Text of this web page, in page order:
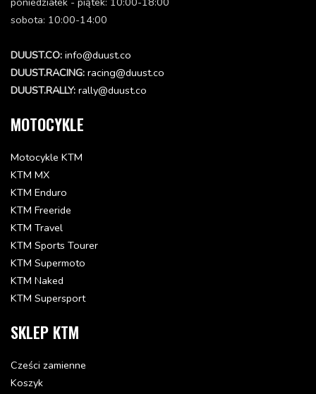
RUBBER SLEEVE D=8MM OPEN
31008060000
21.89 zł
Dodaj do koszyka
WASHER 6MM
40006006000
7.5 zł
Dodaj do koszyka
FENDER BRACE BLACK '96
Status: Niedostępna
17.71 zł
SPACER BUSHING 7X10X7,5
Status: Dostępna w 3-10 dni
Dodaj do koszyka
sobota: 10:00-14:00
DUUST.CO: info@duust.co
DUUST.RACING: racing@duust.co
DUUST.RALLY: rally@duust.co
MOTOCYKLE
Motocykle KTM
KTM MX
KTM Enduro
KTM Freeride
KTM Travel
KTM Sports Tourer
KTM Supermoto
KTM Naked
KTM Supersport
SKLEP KTM
Cześci zamienne
Koszyk